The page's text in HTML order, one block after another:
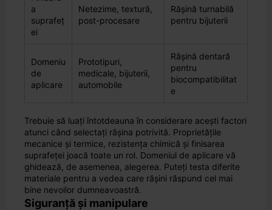
a
suprafeț
ei
Netezime, textură,
post-procesare
Rășină turnabilă
pentru bijuterii
Domeniu
de
aplicare
Prototipuri,
medicale, bijuterii,
automobile
Rășină dentară
pentru
biocompatibilitat
e
Trebuie să luați întotdeauna în considerare acești factori
atunci când selectați rășina potrivită. Proprietățile
mecanice și termice, rezistența chimică și finisarea
suprafeței joacă toate un rol. Domeniul de aplicare vă
ghidează, de asemenea, alegerea. Puteți testa diferite
materiale pentru a vedea care rășini răspund cel mai
bine nevoilor dumneavoastră.
Siguranță și manipulare